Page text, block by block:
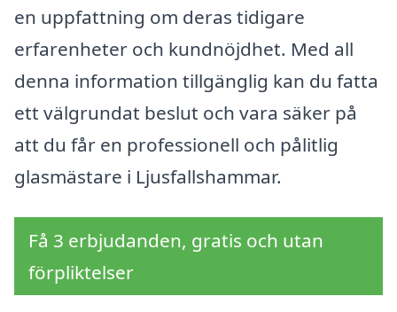
en uppfattning om deras tidigare
erfarenheter och kundnöjdhet. Med all
denna information tillgänglig kan du fatta
ett välgrundat beslut och vara säker på
att du får en professionell och pålitlig
glasmästare i Ljusfallshammar.
Få 3 erbjudanden, gratis och utan
förpliktelser